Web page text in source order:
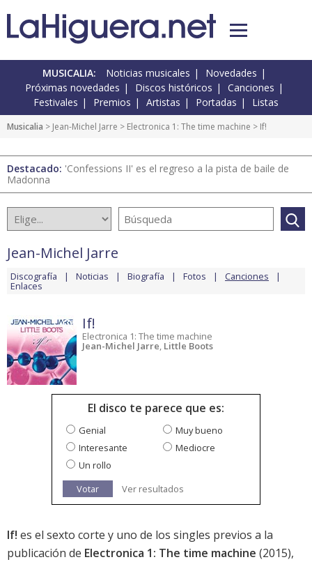
MUSICALIA: Noticias musicales
Novedades
Próximas novedades
Discos históricos
Canciones
Festivales
Premios Artistas Portadas Listas
Musicalia > Jean-Michel Jarre > Electronica 1: The time machine > If!
Destacado: 'Confessions II' es el regreso a la pista de baile de
Madonna
Jean-Michel Jarre
Discografía Noticias Biografía Fotos Canciones
Enlaces
If!
Electronica 1: The time machine
Jean-Michel Jarre, Little Boots
El disco te parece que es:
Genial
Muy bueno
Interesante
Mediocre
Un rollo
Votar
Ver resultados
If! es el sexto corte y uno de los singles previos a la
publicación de Electronica 1: The time machine (2015),